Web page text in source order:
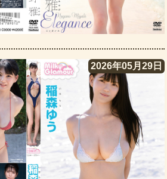
2026年05月29日